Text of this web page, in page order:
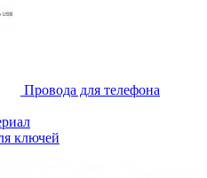
Провода для телефона
ключей